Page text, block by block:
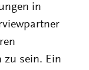
in
zu sein. Ein